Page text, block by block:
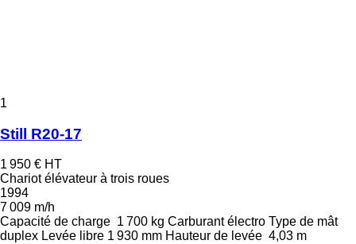
1
Still R20-17
1 950 € HT
Chariot élévateur à trois roues
1994
7 009 m/h
Capacité de charge 1 700 kg Carburant électro Type de mât
duplex Levée libre 1 930 mm Hauteur de levée 4,03 m